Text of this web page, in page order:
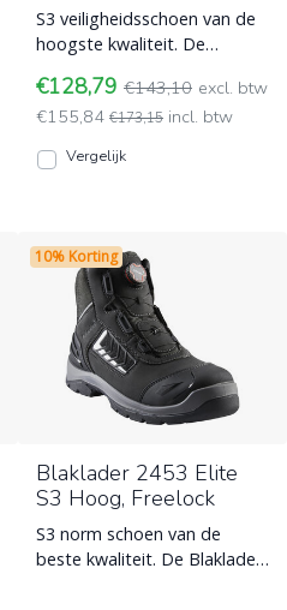
S3 veiligheidsschoen van de
hoogste kwaliteit. De
volnerf nubuckleren boven
Blaklader
€128,79 €143,10 excl. btw
€155,84 €173,15 incl. btw
Vergelijk
10% Korting
Blaklader 2453 Elite
S3 Hoog, Freelock
S3 norm schoen van de
beste kwaliteit. De Blaklader